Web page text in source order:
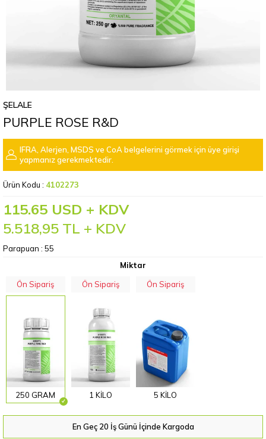
ŞELALE
PURPLE ROSE R&D
IFRA, Alerjen, MSDS ve CoA belgelerini görmek için üye girişi
yapmanız gerekmektedir.
Ürün Kodu : 4102273
115.65 USD + KDV
5.518,95 TL + KDV
Parapuan : 55
Miktar
Ön Sipariş
250 GRAM
Ön Sipariş
1 KİLO
Ön Sipariş
5 KİLO
En Geç 20 İş Günü İçinde Kargoda